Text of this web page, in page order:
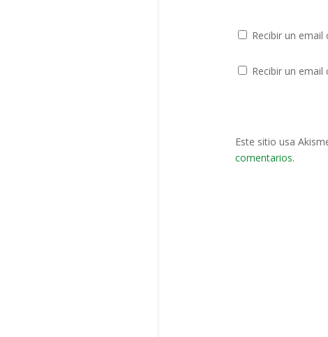
Recibir un
Recibir un email
Este sitio usa
comentarios.